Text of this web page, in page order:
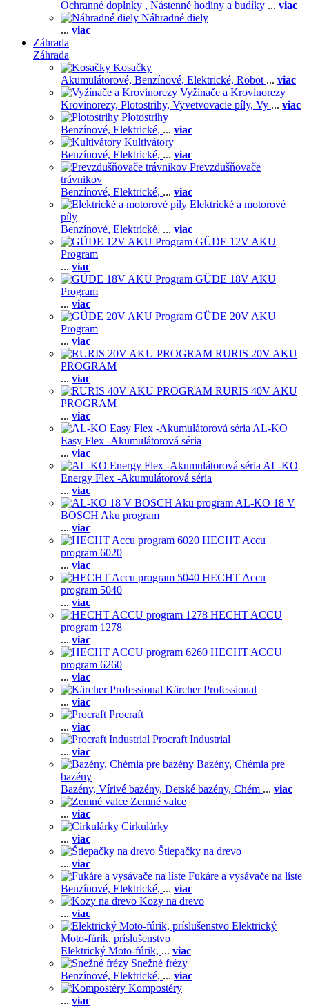
Ochranné doplnky , Nástenné hodiny a budíky ... viac
Náhradné diely
... viac
Záhrada
Záhrada
Kosačky
Akumulátorové, Benzínové, Elektrické, Robot ... viac
Vyžínače a Krovinorezy
Krovinorezy, Plotostrihy, Vyvetvovacie píly, Vy ... viac
Plotostrihy
Benzínové, Elektrické, ... viac
Kultivátory
Benzínové, Elektrické, ... viac
Prevzdušňovače
trávnikov
Benzínové, Elektrické, ... viac
Elektrické a motorové
píly
Benzínové, Elektrické, ... viac
GÜDE 12V AKU
Program
... viac
GÜDE 18V AKU
Program
... viac
GÜDE 20V AKU
Program
... viac
RURIS 20V AKU
PROGRAM
... viac
RURIS 40V AKU
PROGRAM
... viac
AL-KO
Easy Flex -Akumulátorová séria
... viac
AL-KO
Energy Flex -Akumulátorová séria
... viac
AL-KO 18 V
BOSCH Aku program
... viac
HECHT Accu
program 6020
... viac
HECHT Accu
program 5040
... viac
HECHT ACCU
program 1278
... viac
HECHT ACCU
program 6260
... viac
Kärcher Professional
... viac
Procraft
... viac
Procraft Industrial
... viac
Bazény, Chémia pre
bazény
Bazény, Vírivé bazény, Detské bazény, Chém ... viac
Zemné valce
... viac
Cirkulárky
... viac
Štiepačky na drevo
... viac
Fukáre a vysávače na líste
Benzínové, Elektrické, ... viac
Kozy na drevo
... viac
Elektrický
Moto-fúrik, príslušenstvo
Elektrický Moto-fúrik, ... viac
Snežné frézy
Benzínové, Elektrické, ... viac
Kompostéry
... viac